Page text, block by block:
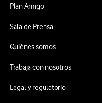
Plan Amigo
Sala de Prensa
Quiénes somos
Trabaja con nosotros
Legal y regulatorio